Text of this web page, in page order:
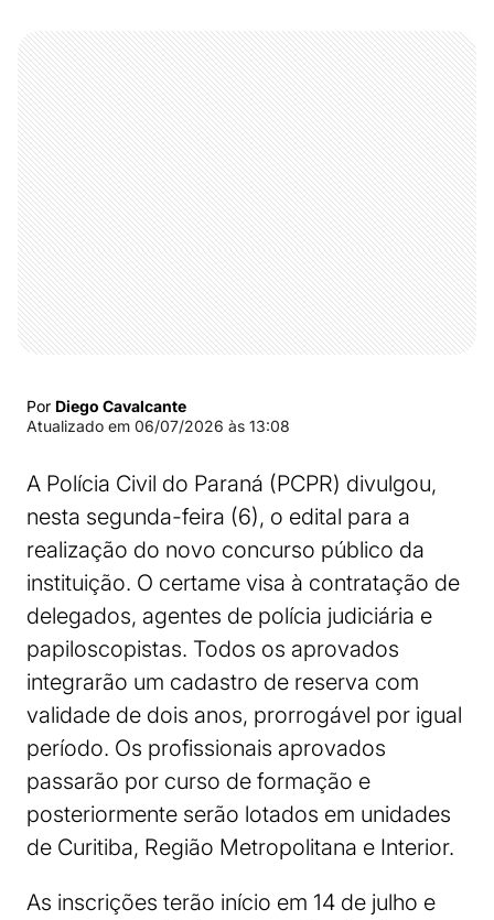
Por Diego Cavalcante
Atualizado em 06/07/2026 às 13:08
A Polícia Civil do Paraná (PCPR) divulgou,
nesta segunda-feira (6), o edital para a
realização do novo concurso público da
instituição. O certame visa à contratação de
delegados, agentes de polícia judiciária e
papiloscopistas. Todos os aprovados
integrarão um cadastro de reserva com
validade de dois anos, prorrogável por igual
período. Os profissionais aprovados
passarão por curso de formação e
posteriormente serão lotados em unidades
de Curitiba, Região Metropolitana e Interior.
As inscrições terão início em 14 de julho e